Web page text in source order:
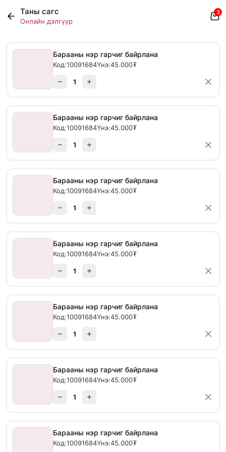
Таны сагс
Онлайн дэлгүүр
3
Барааны нэр гарчиг байрлана
Код:10091684Үнэ:45.000₮
1
Барааны нэр гарчиг байрлана
Код:10091684Үнэ:45.000₮
1
Барааны нэр гарчиг байрлана
Код:10091684Үнэ:45.000₮
1
Барааны нэр гарчиг байрлана
Код:10091684Үнэ:45.000₮
1
Барааны нэр гарчиг байрлана
Код:10091684Үнэ:45.000₮
1
Барааны нэр гарчиг байрлана
Код:10091684Үнэ:45.000₮
1
Барааны нэр гарчиг байрлана
Код:10091684Үнэ:45.000₮